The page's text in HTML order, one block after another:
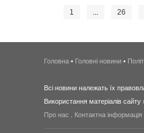
1 ... 26
Головна • Головні новини •
Всі новини належать їх
Використання матеріалів сайту
Про нас
Контактна інформація